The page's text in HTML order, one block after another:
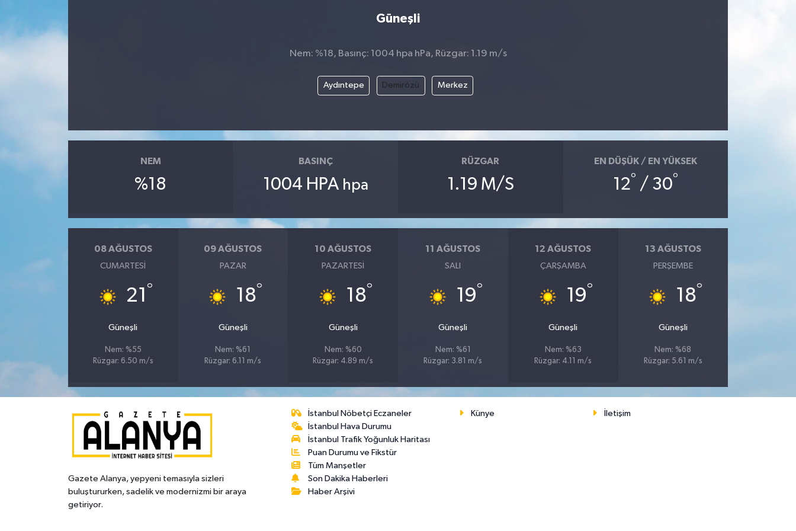
Güneşli
Nem: %18, Basınç: 1004 hpa hPa, Rüzgar: 1.19 m/s
Aydıntepe Demirözü Merkez
NEM
%18
BASINÇ
1004 HPA hpa
RÜZGAR
1.19 M/S
EN DÜŞÜK / EN YÜKSEK
12° / 30°
08 AĞUSTOS
CUMARTESI
21 °
Güneşli
Nem: %55
Rüzgar: 6.50 m/s
09 AĞUSTOS
PAZAR
18°
Güneşli
Nem: %61
Rüzgar: 6.11 m/s
10 AĞUSTOS
PAZARTESI
18°
Güneşli
Nem: %60
Rüzgar: 4.89 m/s
11 AĞUSTOS
SALI
19°
Güneşli
Nem: %61
Rüzgar: 3.81 m/s
12 AĞUSTOS
ÇARŞAMBA
19°
Güneşli
Nem: %63
Rüzgar: 4.11 m/s
13 AĞUSTOS
PERŞEMBE
18°
Güneşli
Nem: %68
Rüzgar: 5.61 m/s
Gazete Alanya, yepyeni temasıyla sizleri
buluştururken, sadelik ve modernizmi bir araya
getiriyor.
İstanbul Nöbetçi Eczaneler
İstanbul Hava Durumu
İstanbul Trafik Yoğunluk Haritası
Puan Durumu ve Fikstür
Tüm Manşetler
Son Dakika Haberleri
Haber Arşivi
Künye İletişim